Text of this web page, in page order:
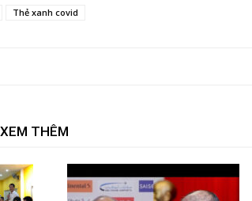
Thẻ xanh covid
XEM THÊM